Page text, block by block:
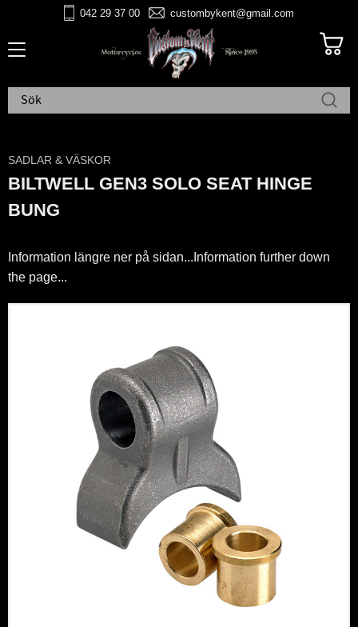
042 29 37 00 custombykent@gmail.com
SADLAR & VÄSKOR
BILTWELL GEN3 SOLO SEAT HINGE
BUNG
Information längre ner på sidan...Information further down
the page...